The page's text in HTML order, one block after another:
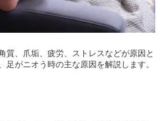
質、爪垢、疲労、ストレスなどが原因と
足がニオう時の主な原因を解説します。